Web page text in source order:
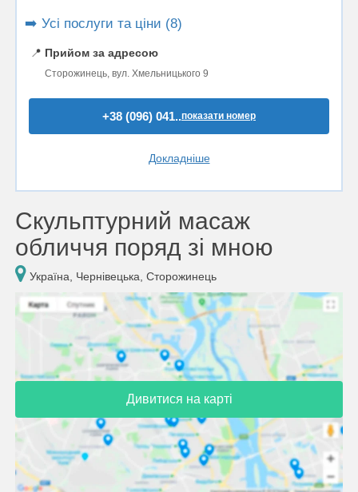
➡️ Усі послуги та ціни (8)
📍 Прийом за адресою
Сторожинець, вул. Хмельницького 9
+38 (096) 041..показати номер
Докладніше
Скульптурний масаж
обличчя поряд зі мною
Україна, Чернівецька, Сторожинець
Дивитися на карті